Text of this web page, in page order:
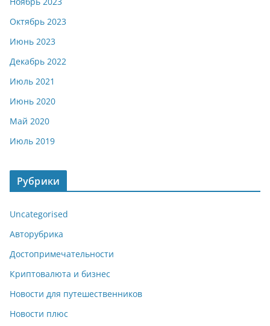
Октябрь 2023
Июнь 2023
Декабрь 2022
Июль 2021
Июнь 2020
Май 2020
Июль 2019
Рубрики
Uncategorised
Авторубрика
Достопримечательности
Криптовалюта и бизнес
Новости для путешественников
Новости плюс